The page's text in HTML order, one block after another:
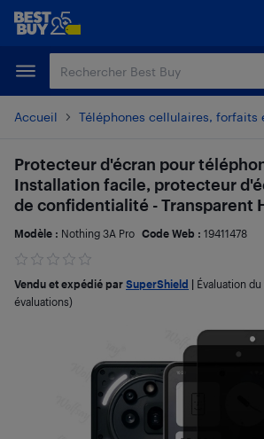
Passer
principal
Passer
Accueil Téléphones cellulaires, forfaits
Protecteur d'écran pour
Installation facile, protecteur
de confidentialité - Transparent
Modèle : Nothing 3A Pro Code Web : 19411478
Vendu et expédié par SuperShield Évaluation
évaluations)